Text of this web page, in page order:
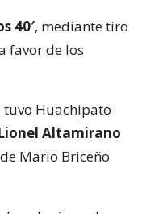
40′, mediante tiro
favor de los
tuvo Huachipato
Altamirano
Mario Briceño